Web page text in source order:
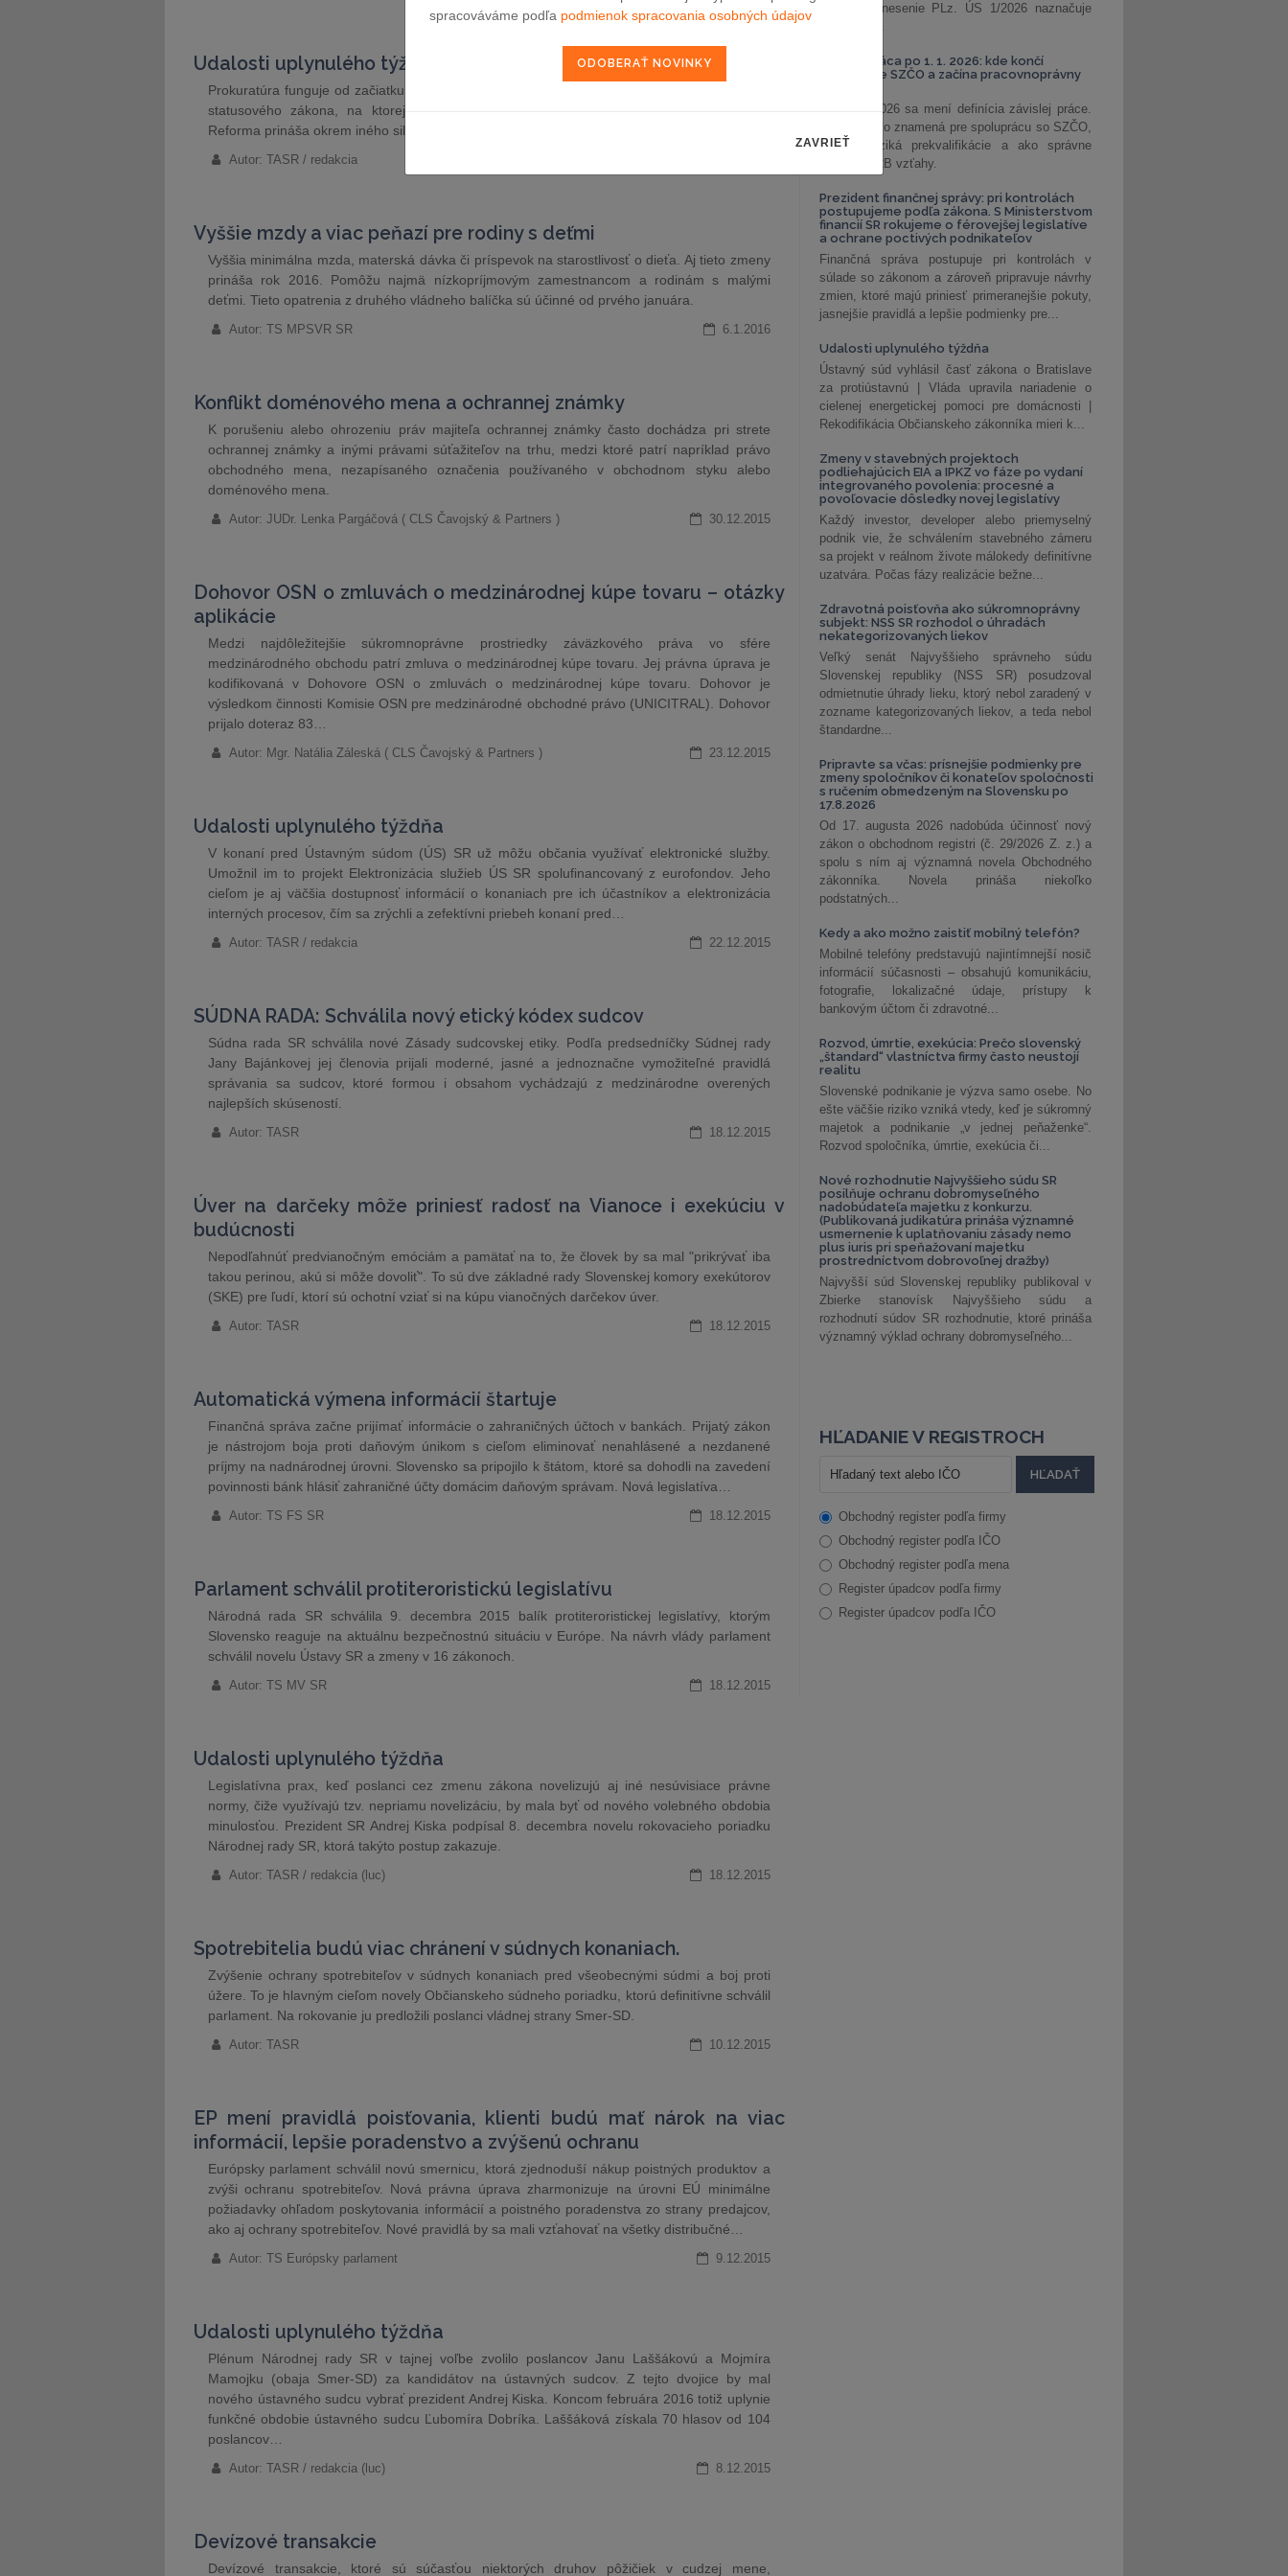
Udalosti uplynulého týždňa
Prokuratúra funguje od začiatku roka podľa zmenených pravidiel. Priniesla ich veľká novela
statusového zákona, na ktorej príprave sa podieľala samotná Generálna prokuratúra.
Reforma prináša okrem iného silnejšie právomoci pre jej šéfa.
Autor: TASR / redakcia
Vyššie mzdy a viac peňazí pre rodiny s deťmi
Vyššia minimálna mzda, materská dávka či príspevok na starostlivosť o dieťa. Aj tieto zmeny
prináša rok 2016. Pomôžu najmä nízkopríjmovým zamestnancom a rodinám s malými
deťmi. Tieto opatrenia z druhého vládneho balíčka sú účinné od prvého januára.
Autor: TS MPSVR SR 6.1.2016
Konflikt doménového mena a ochrannej známky
K porušeniu alebo ohrozeniu práv majiteľa ochrannej známky často dochádza pri strete
ochrannej známky a inými právami súťažiteľov na trhu, medzi ktoré patrí napríklad právo
obchodného mena, nezapísaného označenia používaného v obchodnom styku alebo
doménového mena.
Autor: JUDr. Lenka Pargáčová ( CLS Čavojský & Partners ) 30.12.2015
Dohovor OSN o zmluvách o medzinárodnej kúpe tovaru – otázky
aplikácie
Medzi najdôležitejšie súkromnoprávne prostriedky záväzkového práva vo sfére
medzinárodného obchodu patrí zmluva o medzinárodnej kúpe tovaru. Jej právna úprava je
kodifikovaná v Dohovore OSN o zmluvách o medzinárodnej kúpe tovaru. Dohovor je
výsledkom činnosti Komisie OSN pre medzinárodné obchodné právo (UNICITRAL). Dohovor
prijalo doteraz 83…
Autor: Mgr. Natália Záleská ( CLS Čavojský & Partners ) 23.12.2015
Udalosti uplynulého týždňa
V konaní pred Ústavným súdom (ÚS) SR už môžu občania využívať elektronické služby.
Umožnil im to projekt Elektronizácia služieb ÚS SR spolufinancovaný z eurofondov. Jeho
cieľom je aj väčšia dostupnosť informácií o konaniach pre ich účastníkov a elektronizácia
interných procesov, čím sa zrýchli a zefektívni priebeh konaní pred…
Autor: TASR / redakcia 22.12.2015
SÚDNA RADA: Schválila nový etický kódex sudcov
Súdna rada SR schválila nové Zásady sudcovskej etiky. Podľa predsedníčky Súdnej rady
Jany Bajánkovej jej členovia prijali moderné, jasné a jednoznačne vymožiteľné pravidlá
správania sa sudcov, ktoré formou i obsahom vychádzajú z medzinárodne overených
najlepších skúseností.
Autor: TASR 18.12.2015
Úver na darčeky môže priniesť radosť na Vianoce i exekúciu v
budúcnosti
Nepodľahnúť predvianočným emóciám a pamätať na to, že človek by sa mal "prikrývať iba
takou perinou, akú si môže dovoliť". To sú dve základné rady Slovenskej komory exekútorov
(SKE) pre ľudí, ktorí sú ochotní vziať si na kúpu vianočných darčekov úver.
Autor: TASR 18.12.2015
Automatická výmena informácií štartuje
Finančná správa začne prijímať informácie o zahraničných účtoch v bankách. Prijatý zákon
je nástrojom boja proti daňovým únikom s cieľom eliminovať nenahlásené a nezdanené
príjmy na nadnárodnej úrovni. Slovensko sa pripojilo k štátom, ktoré sa dohodli na zavedení
povinnosti bánk hlásiť zahraničné účty domácim daňovým správam. Nová legislatíva…
Autor: TS FS SR 18.12.2015
Parlament schválil protiteroristickú legislatívu
Národná rada SR schválila 9. decembra 2015 balík protiteroristickej legislatívy, ktorým
Slovensko reaguje na aktuálnu bezpečnostnú situáciu v Európe. Na návrh vlády parlament
schválil novelu Ústavy SR a zmeny v 16 zákonoch.
Autor: TS MV SR 18.12.2015
Udalosti uplynulého týždňa
Legislatívna prax, keď poslanci cez zmenu zákona novelizujú aj iné nesúvisiace právne
normy, čiže využívajú tzv. nepriamu novelizáciu, by mala byť od nového volebného obdobia
minulosťou. Prezident SR Andrej Kiska podpísal 8. decembra novelu rokovacieho poriadku
Národnej rady SR, ktorá takýto postup zakazuje.
Autor: TASR / redakcia (luc) 18.12.2015
Spotrebitelia budú viac chránení v súdnych konaniach.
Zvýšenie ochrany spotrebiteľov v súdnych konaniach pred všeobecnými súdmi a boj proti
úžere. To je hlavným cieľom novely Občianskeho súdneho poriadku, ktorú definitívne schválil
parlament. Na rokovanie ju predložili poslanci vládnej strany Smer-SD.
Autor: TASR 10.12.2015
EP mení pravidlá poisťovania, klienti budú mať nárok na viac
informácií, lepšie poradenstvo a zvýšenú ochranu
Európsky parlament schválil novú smernicu, ktorá zjednoduší nákup poistných produktov a
zvýši ochranu spotrebiteľov. Nová právna úprava zharmonizuje na úrovni EÚ minimálne
požiadavky ohľadom poskytovania informácií a poistného poradenstva zo strany predajcov,
ako aj ochrany spotrebiteľov. Nové pravidlá by sa mali vzťahovať na všetky distribučné…
Autor: TS Európsky parlament 9.12.2015
Udalosti uplynulého týždňa
Plénum Národnej rady SR v tajnej voľbe zvolilo poslancov Janu Laššákovú a Mojmíra
Mamojku (obaja Smer-SD) za kandidátov na ústavných sudcov. Z tejto dvojice by mal
nového ústavného sudcu vybrať prezident Andrej Kiska. Koncom februára 2016 totiž uplynie
funkčné obdobie ústavného sudcu Ľubomíra Dobríka. Laššáková získala 70 hlasov od 104
poslancov…
Autor: TASR / redakcia (luc) 8.12.2015
Devízové transakcie
Devízové transakcie, ktoré sú súčasťou niektorých druhov pôžičiek v cudzej mene,
celkov. Uznesenie PLz. ÚS 1/2026 naznačuje
odklon od...
Závislá práca po 1. 1. 2026: kde končí
podnikanie SZČO a začína pracovnoprávny
Od 1. 1. 2026 sa mení definícia závislej práce.
Zistite, čo to znamená pre spoluprácu so SZČO,
aké sú riziká prekvalifikácie a ako správne
nastaviť B2B vzťahy.
Prezident finančnej správy: pri kontrolách
postupujeme podľa zákona. S Ministerstvom
financií SR rokujeme o férovejšej legislatíve
a ochrane poctivých podnikateľov
Finančná správa postupuje pri kontrolách v
súlade so zákonom a zároveň pripravuje návrhy
zmien, ktoré majú priniesť primeranejšie pokuty,
jasnejšie pravidlá a lepšie podmienky pre...
Udalosti uplynulého týždňa
Ústavný súd vyhlásil časť zákona o Bratislave
za protiústavnú | Vláda upravila nariadenie o
cielenej energetickej pomoci pre domácnosti |
Rekodifikácia Občianskeho zákonníka mieri k...
Zmeny v stavebných projektoch
podliehajúcich EIA a IPKZ vo fáze po vydaní
integrovaného povolenia: procesné a
povoľovacie dôsledky novej legislatívy
Každý investor, developer alebo priemyselný
podnik vie, že schválením stavebného zámeru
sa projekt v reálnom živote málokedy definitívne
uzatvára. Počas fázy realizácie bežne...
Zdravotná poisťovňa ako súkromnoprávny
subjekt: NSS SR rozhodol o úhradách
nekategorizovaných liekov
Veľký senát Najvyššieho správneho súdu
Slovenskej republiky (NSS SR) posudzoval
odmietnutie úhrady lieku, ktorý nebol zaradený v
zozname kategorizovaných liekov, a teda nebol
štandardne...
Pripravte sa včas: prísnejšie podmienky pre
zmeny spoločníkov či konateľov spoločnosti
s ručením obmedzeným na Slovensku po
17.8.2026
Od 17. augusta 2026 nadobúda účinnosť nový
zákon o obchodnom registri (č. 29/2026 Z. z.) a
spolu s ním aj významná novela Obchodného
zákonníka. Novela prináša niekoľko
podstatných...
Kedy a ako možno zaistiť mobilný telefón?
Mobilné telefóny predstavujú najintímnejší nosič
informácií súčasnosti – obsahujú komunikáciu,
fotografie, lokalizačné údaje, prístupy k
bankovým účtom či zdravotné...
Rozvod, úmrtie, exekúcia: Prečo slovenský
„štandard“ vlastníctva firmy často neustojí
realitu
Slovenské podnikanie je výzva samo osebe. No
ešte väčšie riziko vzniká vtedy, keď je súkromný
majetok a podnikanie „v jednej peňaženke“.
Rozvod spoločníka, úmrtie, exekúcia či...
Nové rozhodnutie Najvyššieho súdu SR
posilňuje ochranu dobromyseľného
nadobúdateľa majetku z konkurzu.
(Publikovaná judikatúra prináša významné
usmernenie k uplatňovaniu zásady nemo
plus iuris pri speňažovaní majetku
prostredníctvom dobrovoľnej dražby)
Najvyšší súd Slovenskej republiky publikoval v
Zbierke stanovísk Najvyššieho súdu a
rozhodnutí súdov SR rozhodnutie, ktoré prináša
významný výklad ochrany dobromyseľného...
HĽADANIE V REGISTROCH
Obchodný register podľa firmy
Obchodný register podľa IČO
Obchodný register podľa mena
Register úpadcov podľa firmy
Register úpadcov podľa IČO
spracováváme podľa podmienok spracovania osobných údajov
ZAVRIEŤ